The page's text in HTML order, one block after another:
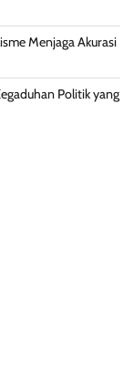
Menjaga Akurasi
Politik yang